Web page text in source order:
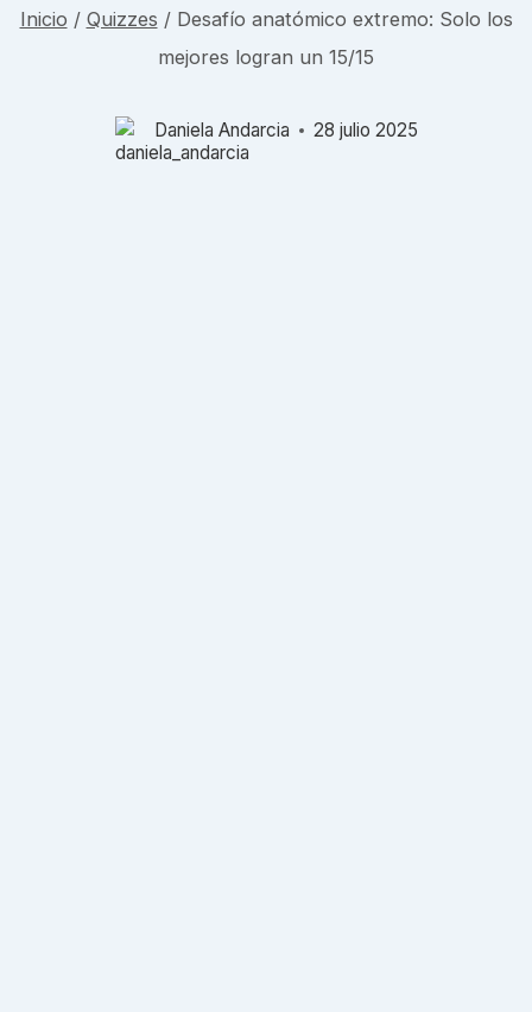
Inicio / Quizzes / Desafío anatómico extremo: Solo los
mejores logran un 15/15
Daniela Andarcia 28 julio 2025